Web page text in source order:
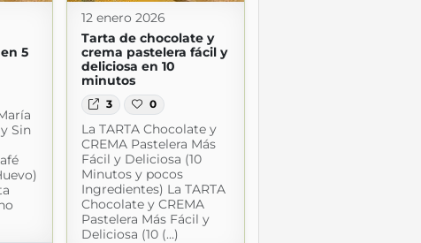
5
Sin
12 enero 2026
Tarta de chocolate y
crema pastelera fácil y
deliciosa en 10
minutos
3 0
La TARTA Chocolate y
CREMA Pastelera Más
Fácil y Deliciosa (10
Minutos y pocos
Ingredientes) La TARTA
Chocolate y CREMA
Pastelera Más Fácil y
Deliciosa (10 (...)